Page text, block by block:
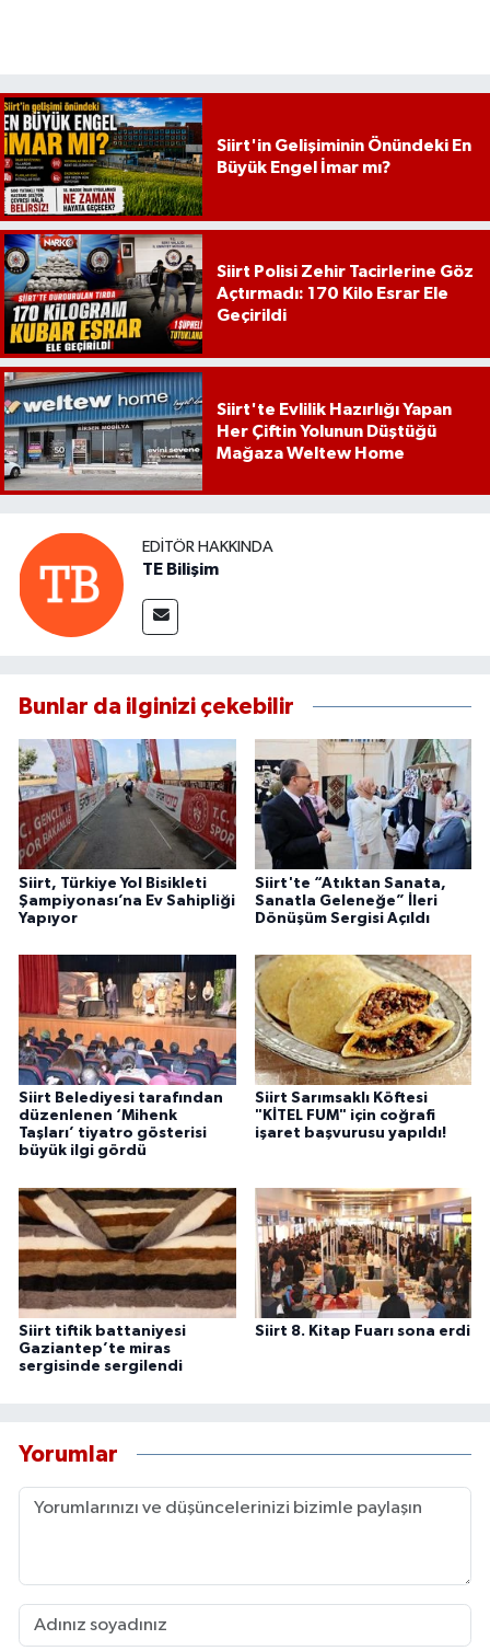
Siirt'in Gelişiminin Önündeki En
Büyük Engel İmar mı?
Siirt Polisi Zehir Tacirlerine Göz
Açtırmadı: 170 Kilo Esrar Ele
Geçirildi
Siirt'te Evlilik Hazırlığı Yapan
Her Çiftin Yolunun Düştüğü
Mağaza Weltew Home
EDITÖR HAKKINDA
TE Bilişim
Bunlar da ilginizi çekebilir
Siirt, Türkiye Yol Bisikleti
Şampiyonası’na Ev Sahipliği
Yapıyor
Siirt'te “Atıktan Sanata,
Sanatla Geleneğe” İleri
Dönüşüm Sergisi Açıldı
Siirt Belediyesi tarafından
düzenlenen ‘Mihenk
Taşları’ tiyatro gösterisi
büyük ilgi gördü
Siirt Sarımsaklı Köftesi
"KİTEL FUM" için coğrafi
işaret başvurusu yapıldı!
Siirt tiftik battaniyesi
Gaziantep’te miras
sergisinde sergilendi
Siirt 8. Kitap Fuarı sona erdi
Yorumlar